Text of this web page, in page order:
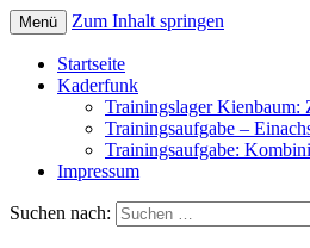
Menü Zum Inhalt springen
Startseite
Kaderfunk
Trainingslager Kienbaum:
Trainingsaufgabe –
Trainingsaufgabe:
Impressum
Suchen nach: